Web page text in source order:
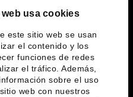
web usa cookies
este sitio web se usan
el contenido y los
funciones de redes
el tráfico. Además,
sobre el uso
web con nuestros